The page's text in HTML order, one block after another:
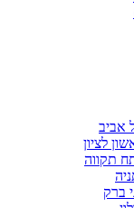
אביב
לציון
תקווה
ברק